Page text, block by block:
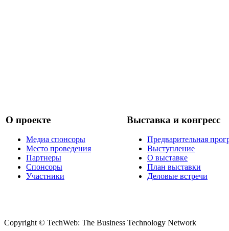
О проекте
Медиа спонсоры
Место проведения
Партнеры
Спонсоры
Участники
Выставка и конгресс
Предварительная
Выступление
О выставке
План выставки
Деловые встречи
Copyright © TechWeb: The Business Technology Network